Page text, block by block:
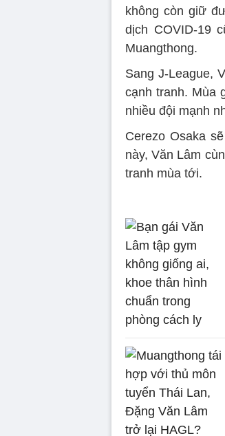
không còn giữ
dịch COVID-19
Muangthong.
Sang J-League,
cạnh tranh. Mùa
nhiều đội mạnh
Cerezo Osaka
này, Văn Lâm
tranh mùa tới.